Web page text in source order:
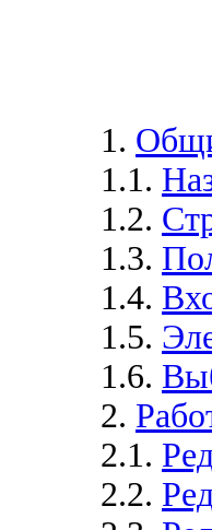
1.
1.1.
1.2.
1.3.
1.4.
1.5.
1.6.
2.
2.1.
2.2.